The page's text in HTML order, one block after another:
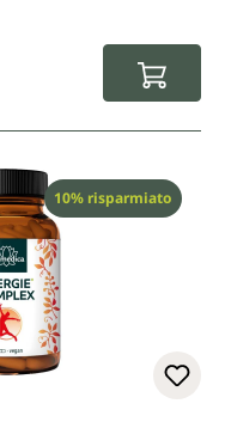
Sconto
10% risparmiato